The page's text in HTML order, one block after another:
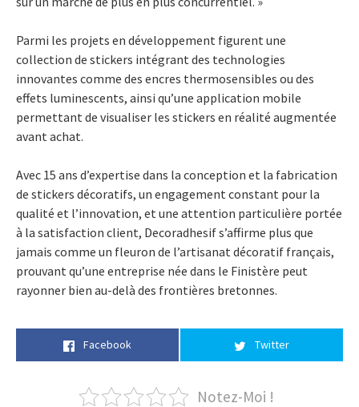
Parmi les projets en développement figurent une
collection de stickers intégrant des technologies
innovantes comme des encres thermosensibles ou des
effets luminescents, ainsi qu’une application mobile
permettant de visualiser les stickers en réalité augmentée
avant achat.
Avec 15 ans d’expertise dans la conception et la fabrication
de stickers décoratifs, un engagement constant pour la
qualité et l’innovation, et une attention particulière portée
à la satisfaction client, Decoradhesif s’affirme plus que
jamais comme un fleuron de l’artisanat décoratif français,
prouvant qu’une entreprise née dans le Finistère peut
rayonner bien au-delà des frontières bretonnes.
Facebook Twitter
Notez-Moi !